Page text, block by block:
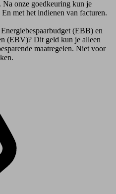
Na onze goedkeuring kun je
met het indienen van facturen.
(EBB) en
(EBV)? Dit geld kun je alleen
maatregelen. Niet voor